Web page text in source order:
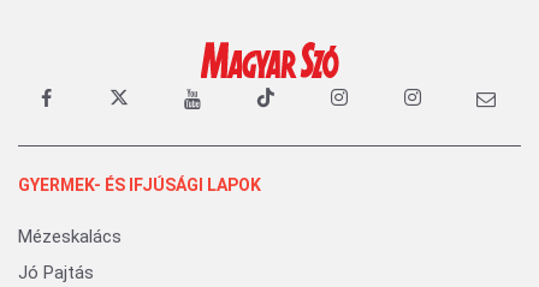
GYERMEK- ÉS IFJÚSÁGI LAPOK
Mézeskalács
Jó Pajtás